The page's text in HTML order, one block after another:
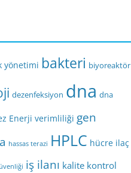
yönetimi bakteri biyoreaktör
dezenfeksiyon dna dna
Enerji verimliliği gen
hassas terazi HPLC hücre ilaç
iş ilanı kalite kontrol